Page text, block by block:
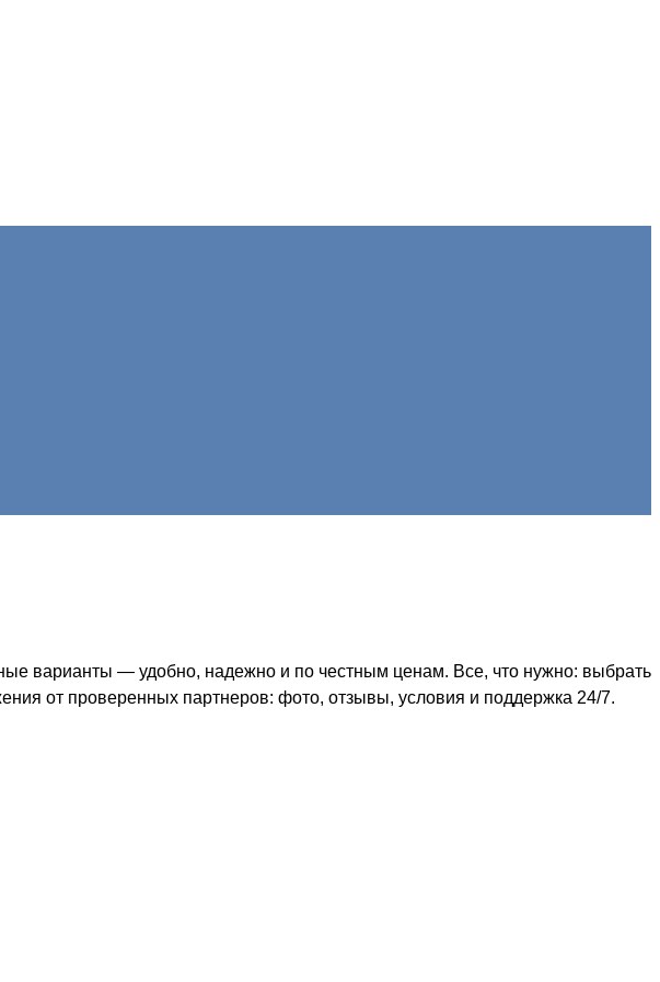
варианты — удобно, надежно и по честным ценам. Все, что нужно: выбрать
от проверенных партнеров: фото, отзывы, условия и поддержка 24/7.